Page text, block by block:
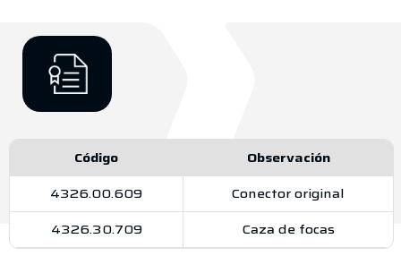
Código
Observación
4326.00.609
Conector original
4326.30.709
Caza de focas